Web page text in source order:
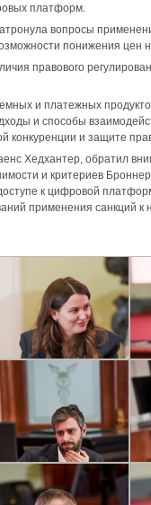
платформ.
вопросы
понижения цен
правового
и платежных
и способы
конкуренции и защите
Хедхантер, обратил
и критериев
к цифровой
применения